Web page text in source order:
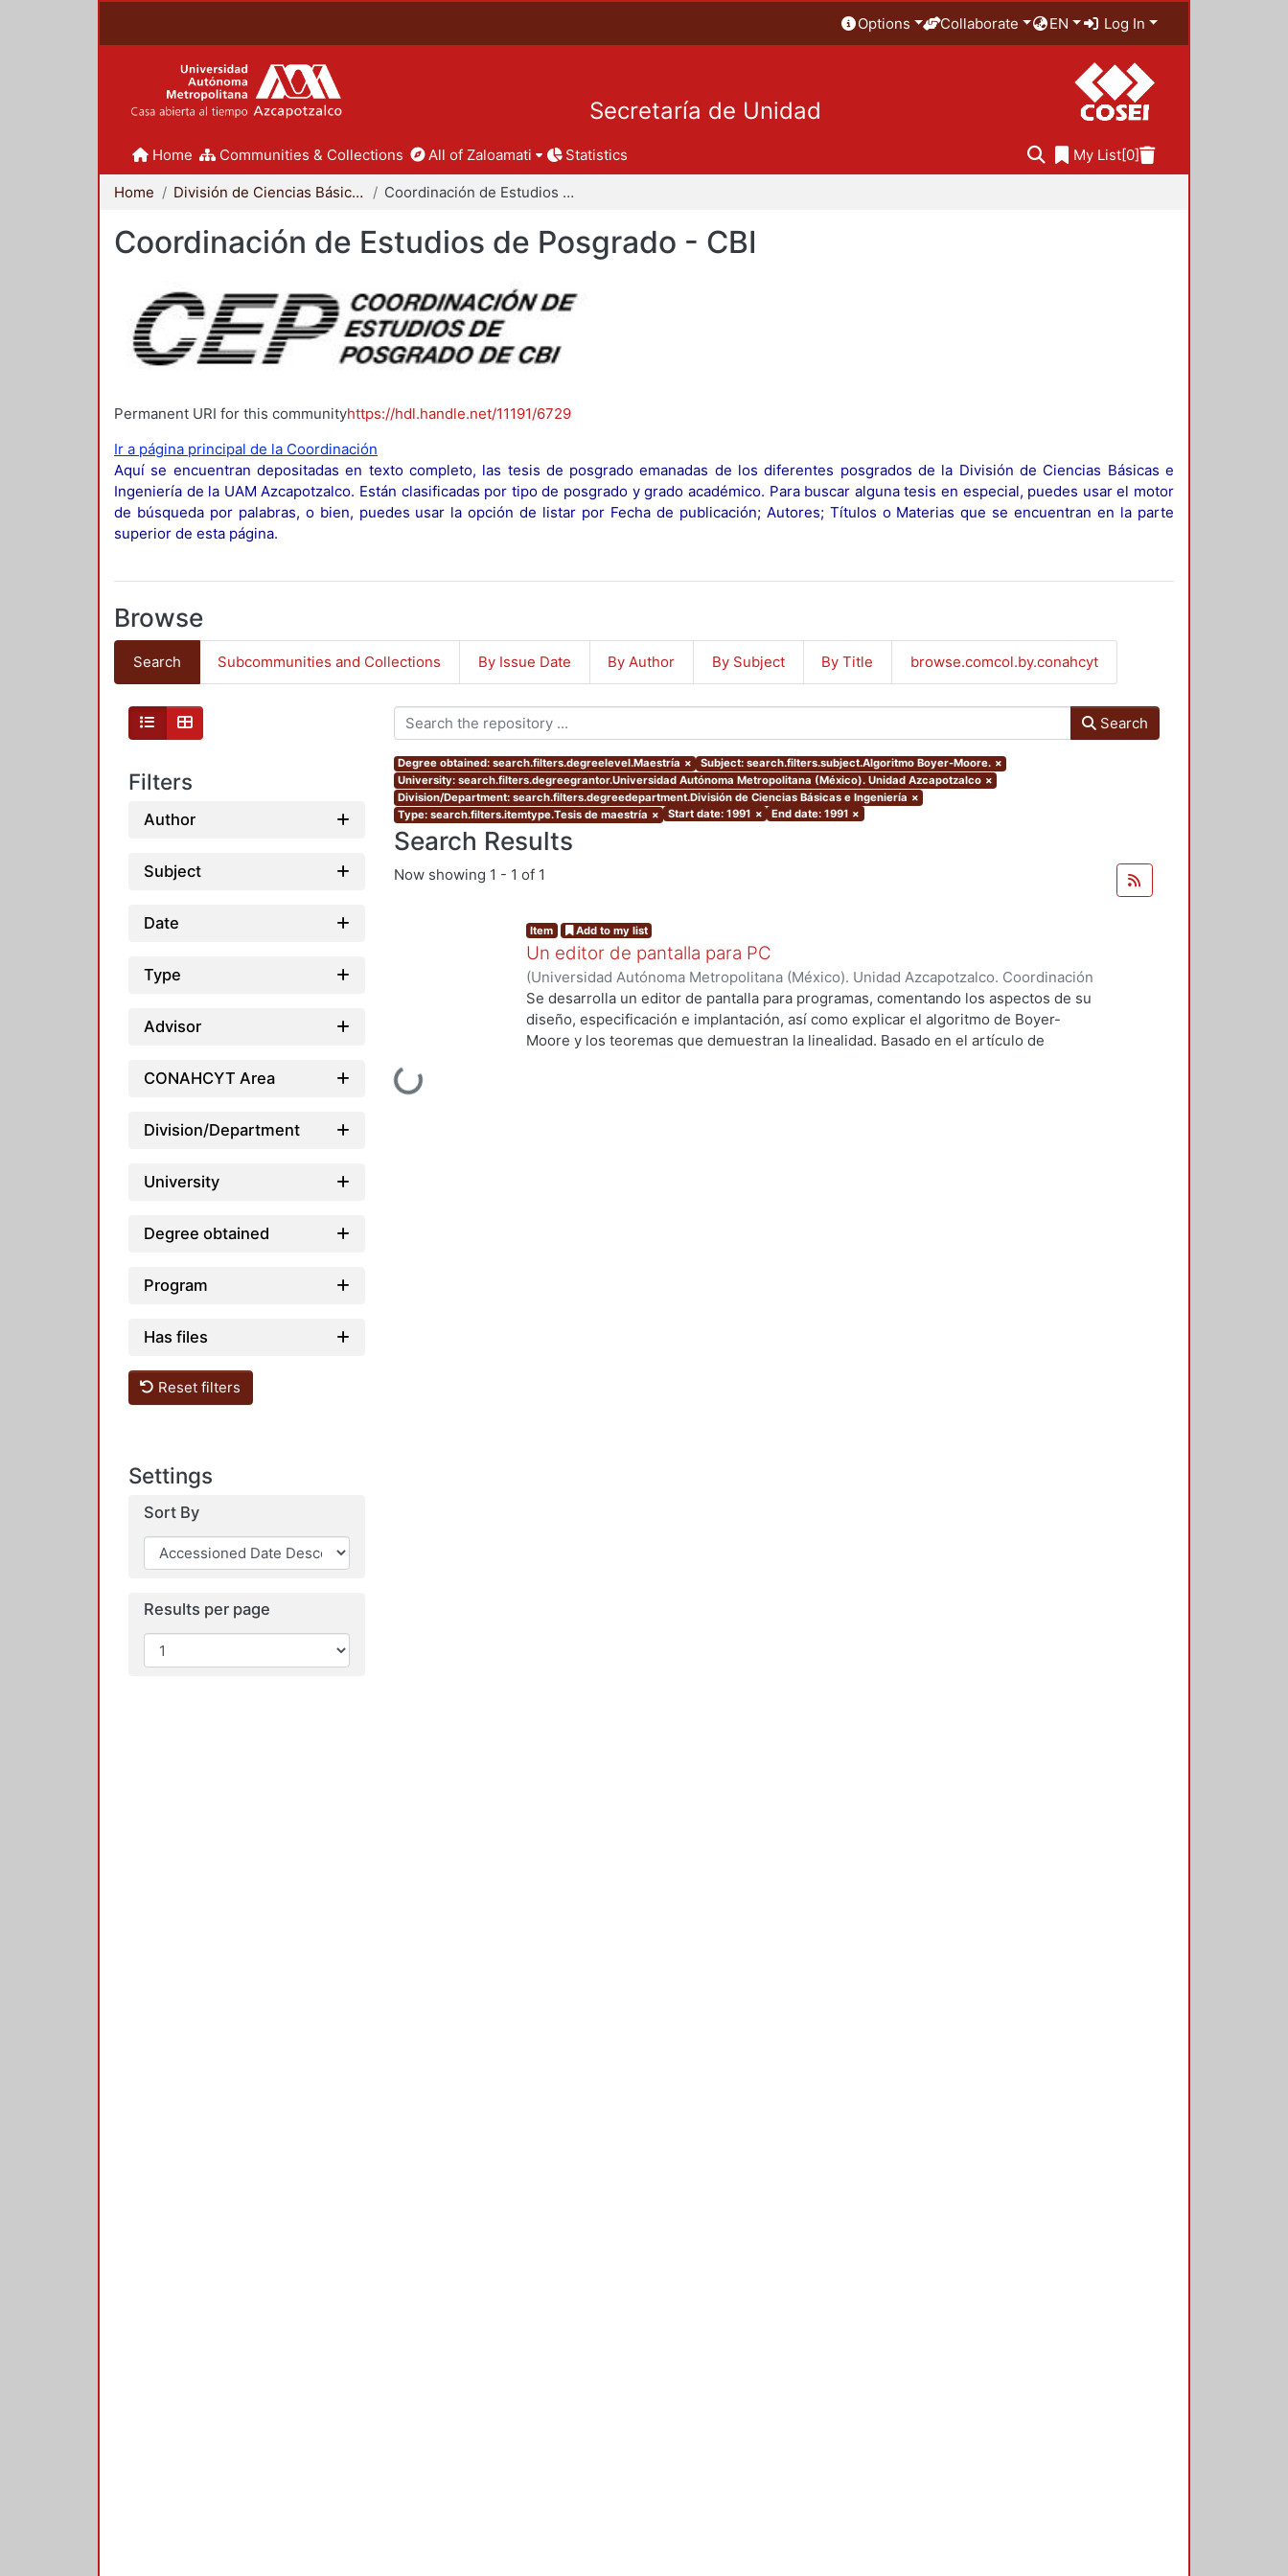
Options Collaborate EN Log In
Secretaría de Unidad
Home Communities & Collections All of Zaloamati Statistics My List[0]
Home División de Ciencias Básicas e Ingeniería Coordinación de Estudios de Posgrado - CBI
Coordinación de Estudios de Posgrado - CBI
Permanent URI for this communityhttps://hdl.handle.net/11191/6729
Ir a página principal de la Coordinación
Aquí se encuentran depositadas en texto completo, las tesis de posgrado emanadas de los diferentes posgrados de la División de Ciencias Básicas e
Ingeniería de la UAM Azcapotzalco. Están clasificadas por tipo de posgrado y grado académico. Para buscar alguna tesis en especial, puedes usar el motor
de búsqueda por palabras, o bien, puedes usar la opción de listar por Fecha de publicación; Autores; Títulos o Materias que se encuentran en la parte
superior de esta página.
Browse
Search Subcommunities and Collections By Issue Date By Author By Subject By Title browse.comcol.by.conahcyt
Filters
Author
Subject
Date
Type
Advisor
CONAHCYT Area
Division/Department
University
Degree obtained
Program
Has files
Reset filters
Settings
Sort By
Results per page
Search
Degree obtained: search.filters.degreelevel.Maestría × Subject: search.filters.subject.Algoritmo Boyer-Moore. ×
University: search.filters.degreegrantor.Universidad Autónoma Metropolitana (México). Unidad Azcapotzalco ×
Division/Department: search.filters.degreedepartment.División de Ciencias Básicas e Ingeniería ×
Type: search.filters.itemtype.Tesis de maestría × Start date: 1991 × End date: 1991 ×
Search Results
Now showing 1 - 1 of 1
Loading...
Item Add to my list
Un editor de pantalla para PC
(Universidad Autónoma Metropolitana (México). Unidad Azcapotzalco. Coordinación
de Servicios de Información.,1991-09)Cadena Sandoval, Carlos Alberto
Se desarrolla un editor de pantalla para programas, comentando los aspectos de su
diseño, especificación e implantación, así como explicar el algoritmo de Boyer-
Moore y los teoremas que demuestran la linealidad. Basado en el artículo de